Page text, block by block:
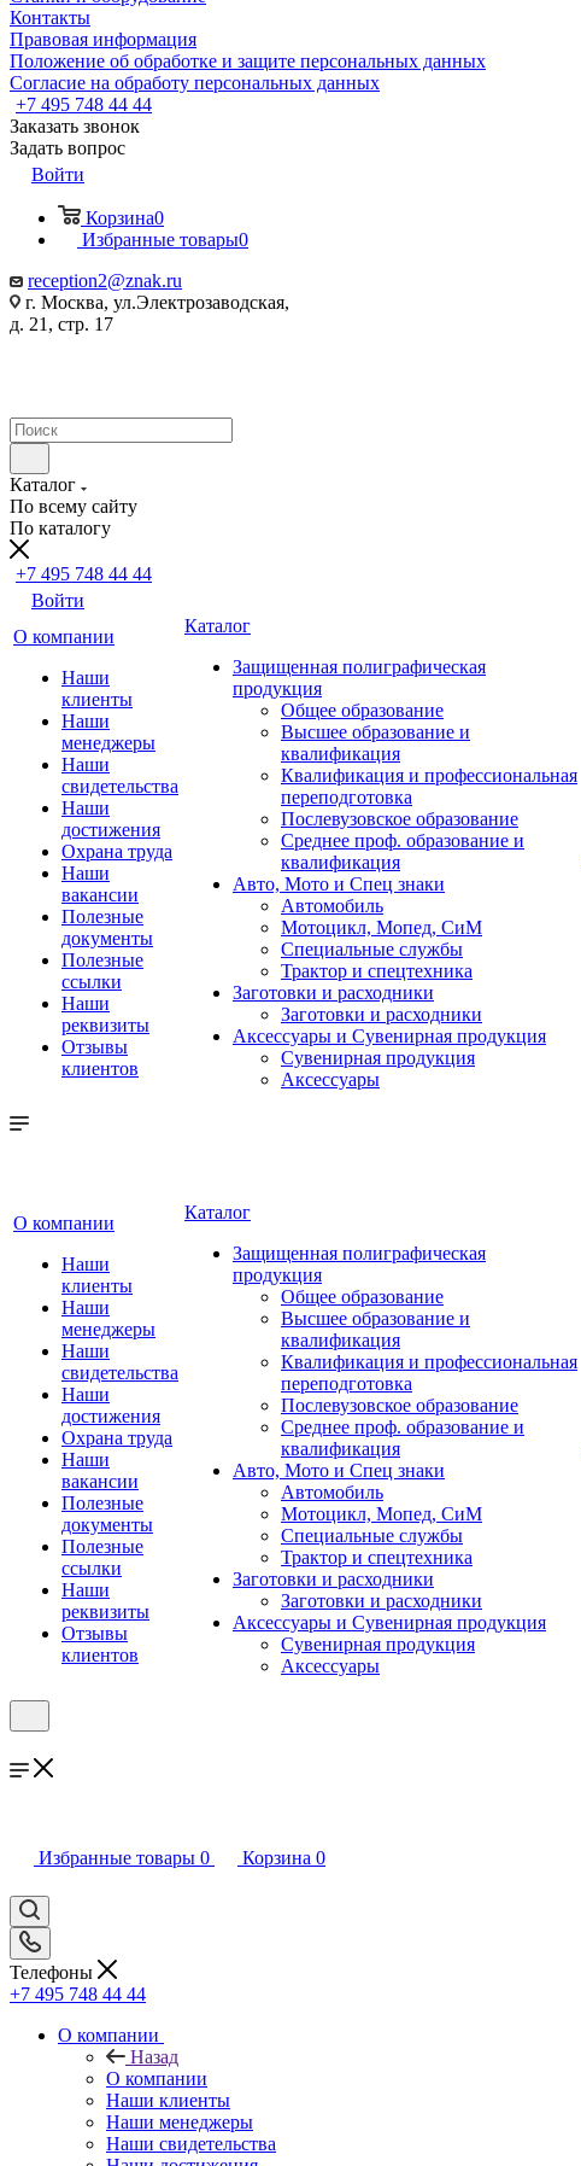
Контакты
Правовая информация
Положение об обработке и защите персональных данных
Согласие на обработу персональных данных
+7 495 748 44 44
Заказать звонок
Задать вопрос
Войти
Корзина0
Избранные товары0
reception2@znak.ru
г. Москва, ул.Электрозаводская,
д. 21, стр. 17
Каталог
По всему сайту
По каталогу
+7 495 748 44 44
Войти
О компании
Наши
клиенты
Наши
менеджеры
Наши
свидетельства
Наши
достижения
Охрана труда
Наши
вакансии
Полезные
документы
Полезные
ссылки
Наши
реквизиты
Отзывы
клиентов
Каталог
Защищенная полиграфическая
продукция
Общее образование
Высшее образование и
квалификация
Квалификация и профессиональная
переподготовка
Послевузовское образование
Среднее проф. образование и
квалификация
Авто, Мото и Спец знаки
Автомобиль
Мотоцикл, Мопед, СиМ
Специальные службы
Трактор и спецтехника
Заготовки и расходники
Заготовки и расходники
Аксессуары и Сувенирная продукция
Сувенирная продукция
Аксессуары
О компании
Наши
клиенты
Наши
менеджеры
Наши
свидетельства
Наши
достижения
Охрана труда
Наши
вакансии
Полезные
документы
Полезные
ссылки
Наши
реквизиты
Отзывы
клиентов
Каталог
Защищенная полиграфическая
продукция
Общее образование
Высшее образование и
квалификация
Квалификация и профессиональная
переподготовка
Послевузовское образование
Среднее проф. образование и
квалификация
Авто, Мото и Спец знаки
Автомобиль
Мотоцикл, Мопед, СиМ
Специальные службы
Трактор и спецтехника
Заготовки и расходники
Заготовки и расходники
Аксессуары и Сувенирная продукция
Сувенирная продукция
Аксессуары
Избранные товары 0 Корзина 0
Телефоны
+7 495 748 44 44
О компании
Назад
О компании
Наши клиенты
Наши менеджеры
Наши свидетельства